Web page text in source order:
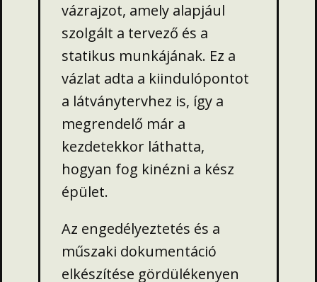
vázrajzot, amely alapjául
szolgált a tervező és a
statikus munkájának. Ez a
vázlat adta a kiindulópontot
a látványtervhez is, így a
megrendelő már a
kezdetekkor láthatta,
hogyan fog kinézni a kész
épület.
Az engedélyeztetés és a
műszaki dokumentáció
elkészítése gördülékenyen